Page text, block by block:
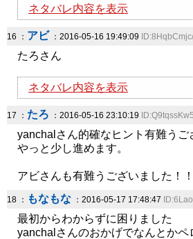
ネタバレ内容を表示
16 ： アビ ：2016-05-16 19:49:09
たろさん
ネタバレ内容を表示
17 ： たろ ：2016-05-16 23:10:19
yanchalさん的確なヒント有難うご
やっと少し進めます。
アビさんも有難うございました！！
18 ： もなもな ：2016-05-17 17:48:47
最初からわからずに困りました
yanchalさんのおかげでなんとかペ